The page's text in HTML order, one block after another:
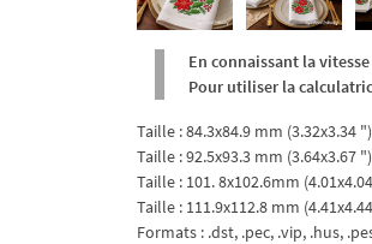
En connaissant la
Pour utiliser la
Taille : 84.3x84.9 mm (3.32x3.34
Taille : 92.5x93.3 mm (3.64x3.67
Taille : 101. 8x102.6mm
Taille : 111.9x112.8 mm
Formats : .dst, .pec, .vip, .hus,